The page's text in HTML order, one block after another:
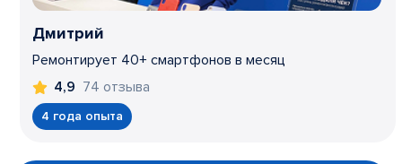
Дмитрий
Ремонтирует 40+ смартфонов в месяц
4,9 74 отзыва
4 года опыта